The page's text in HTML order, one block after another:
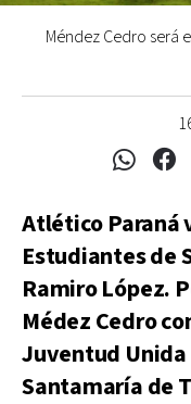
Méndez Cedro será
Atlético Paraná
Estudiantes de
Ramiro López.
Médez Cedro
Juventud
Santamaría de